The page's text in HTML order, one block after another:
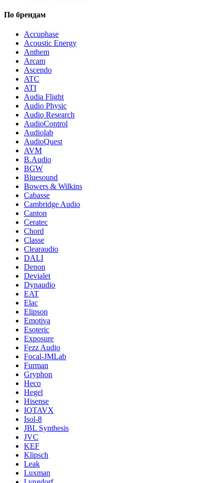
По брендам
Accuphase
Acoustic Energy
Anthem
Arcam
Ascendo
ATC
ATI
Audia Flight
Audio Physic
Audio Research
AudioControl
Audiolab
AudioQuest
AVM
B.Audio
BGW
Bluesound
Bowers & Wilkins
Cabasse
Cambridge Audio
Canton
Ceratec
Chord
Classe
Clearaudio
DALI
Denon
Devialet
Dynaudio
EAT
Elac
Elipson
Emotiva
Esoteric
Exposure
Fezz Audio
Focal-JMLab
Furman
Gryphon
Heco
Hegel
Hisense
IOTAVX
Isol-8
JBL Synthesis
JVC
KEF
Klipsch
Leak
Luxman